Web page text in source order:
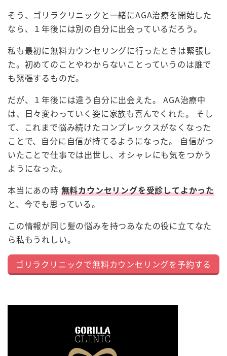
そう、ゴリラクリニックと一緒にAGA治療を開始した
なら、１年後には別の自分に出会っているだろう。
私も最初に無料カウンセリングに行ったときは緊張し
た。初めてのことやわからないことっていうのは誰で
も緊張するものだ。
だが、１年後には違う自分に出会えた。 AGA治療中
は、日々変わっていく姿に家族も喜んでくれた。 そし
て、これまで悩み続けたコンプレックスがなくなった
ことで、自分に自信が持てるようになった。 自信がつ
いたことで仕事では出世し、オシャレにも気をつかう
ようになった。
本当にあの時 無料カウンセリングを受診してよかった
と、今でも思っている。
この情報が同じ髪の悩みを持つあなたの役に立てなた
ら私もうれしい。
ゴリラクリニックで無料カウンセリングを予約する